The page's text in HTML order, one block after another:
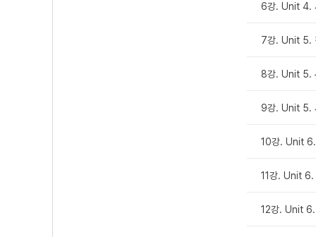
6강. Unit 4.
7강. Unit 5.
8강. Unit 5.
9강. Unit 5.
10강. Unit 6.
11강. Unit 6.
12강. Unit 6.